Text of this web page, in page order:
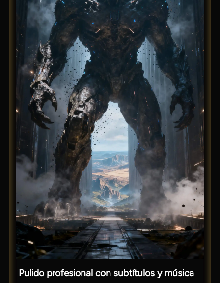
Pulido profesional con subtítulos y música